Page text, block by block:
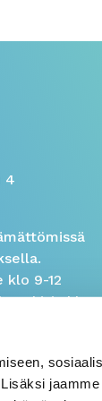
4
klo 9-12
arkisin klo